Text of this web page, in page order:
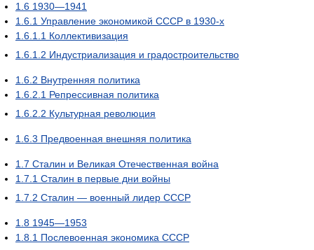
1.6 1930—1941
1.6.1 Управление экономикой СССР в 1930-х
1.6.1.1 Коллективизация
1.6.1.2 Индустриализация и градостроительство
1.6.2 Внутренняя политика
1.6.2.1 Репрессивная политика
1.6.2.2 Культурная революция
1.6.3 Предвоенная внешняя политика
1.7 Сталин и Великая Отечественная война
1.7.1 Сталин в первые дни войны
1.7.2 Сталин — военный лидер СССР
1.8 1945—1953
1.8.1 Послевоенная экономика СССР